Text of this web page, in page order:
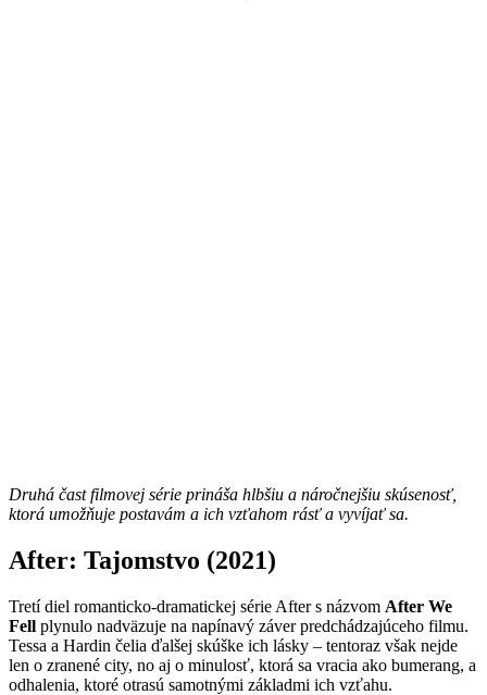
Druhá čast filmovej série prináša hlbšiu a náročnejšiu skúsenosť,
ktorá umožňuje postavám a ich vzťahom rásť a vyvíjať sa.
After: Tajomstvo (2021)
Tretí diel romanticko-dramatickej série After s názvom After We
Fell plynulo nadväzuje na napínavý záver predchádzajúceho filmu.
Tessa a Hardin čelia ďalšej skúške ich lásky – tentoraz však nejde
len o zranené city, no aj o minulosť, ktorá sa vracia ako bumerang, a
odhalenia, ktoré otrasú samotnými základmi ich vzťahu.